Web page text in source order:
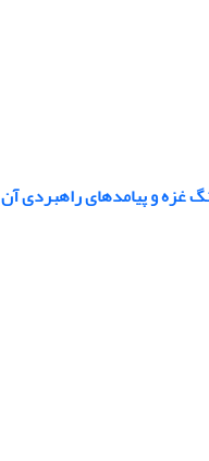
غزه و پیامدهای راهبردی آن